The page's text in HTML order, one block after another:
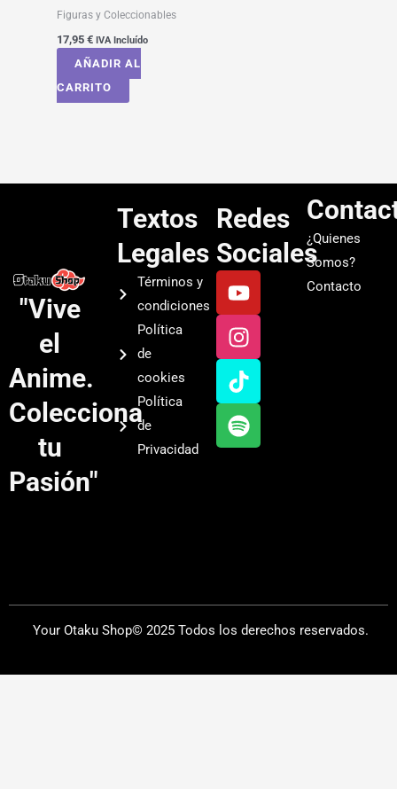
Figuras y Coleccionables
17,95 € IVA Incluído
AÑADIR AL
CARRITO
"Vive
el
Anime.
Colecciona
tu
Pasión"
Textos
Legales
Términos y
condiciones
Política
de
cookies
Política
de
Privacidad
Redes
Sociales
Y
o
u
t
u
b
e
I
n
s
t
a
g
r
a
T
i
k
t
o
k
S
p
o
t
i
f
y
¿Quienes
Somos?
Contacto
Your Otaku Shop© 2025 Todos los derechos reservados.